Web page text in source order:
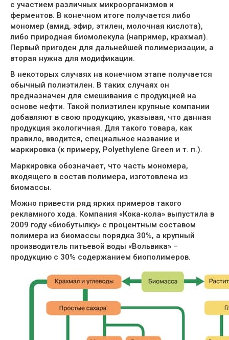
с участием различных микроорганизмов и
ферментов. В конечном итоге получается либо
мономер (амид, эфир, этилен, молочная кислота),
либо природная биомолекула (например, крахмал).
Первый пригоден для дальнейшей полимеризации, а
вторая нужна для модификации.
В некоторых случаях на конечном этапе получается
обычный полиэтилен. В таких случаях он
предназначен для смешивания с продукцией на
основе нефти. Такой полиэтилен крупные компании
добавляют в свою продукцию, указывая, что данная
продукция экологичная. Для такого товара, как
правило, вводится, специальное название и
маркировка (к примеру, Polyethylene Green и т. п.).
Маркировка обозначает, что часть мономера,
входящего в состав полимера, изготовлена из
биомассы.
Можно привести ряд ярких примеров такого
рекламного хода. Компания «Кока-кола» выпустила в
2009 году «биобутылку» с процентным составом
полимера из биомассы порядка 30%, а крупный
производитель питьевой воды «Вольвика» –
продукцию с 30% содержанием биополимеров.